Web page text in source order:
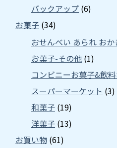
バックアップ (6)
お菓子 (34)
おせんべい あられ おか
お菓子-その他 (1)
コンビニーお菓子&飲
スーパーマーケット (3)
和菓子 (19)
洋菓子 (13)
お買い物 (61)